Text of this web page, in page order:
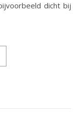
dicht bij